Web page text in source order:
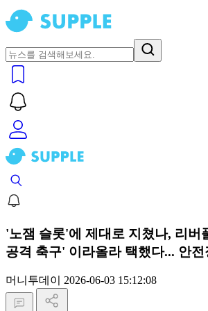
'노잼 슬롯'에 제대로 지쳤나, 리버
공격 축구' 이라올라 택했다... 안
머니투데이 2026-06-03 15:12:08